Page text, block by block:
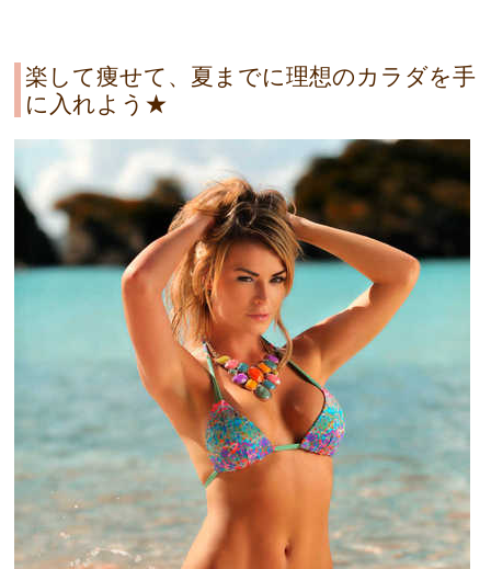
楽して痩せて、夏までに理想のカラダを手
に入れよう★